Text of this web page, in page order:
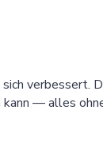
verbessert.
— alles